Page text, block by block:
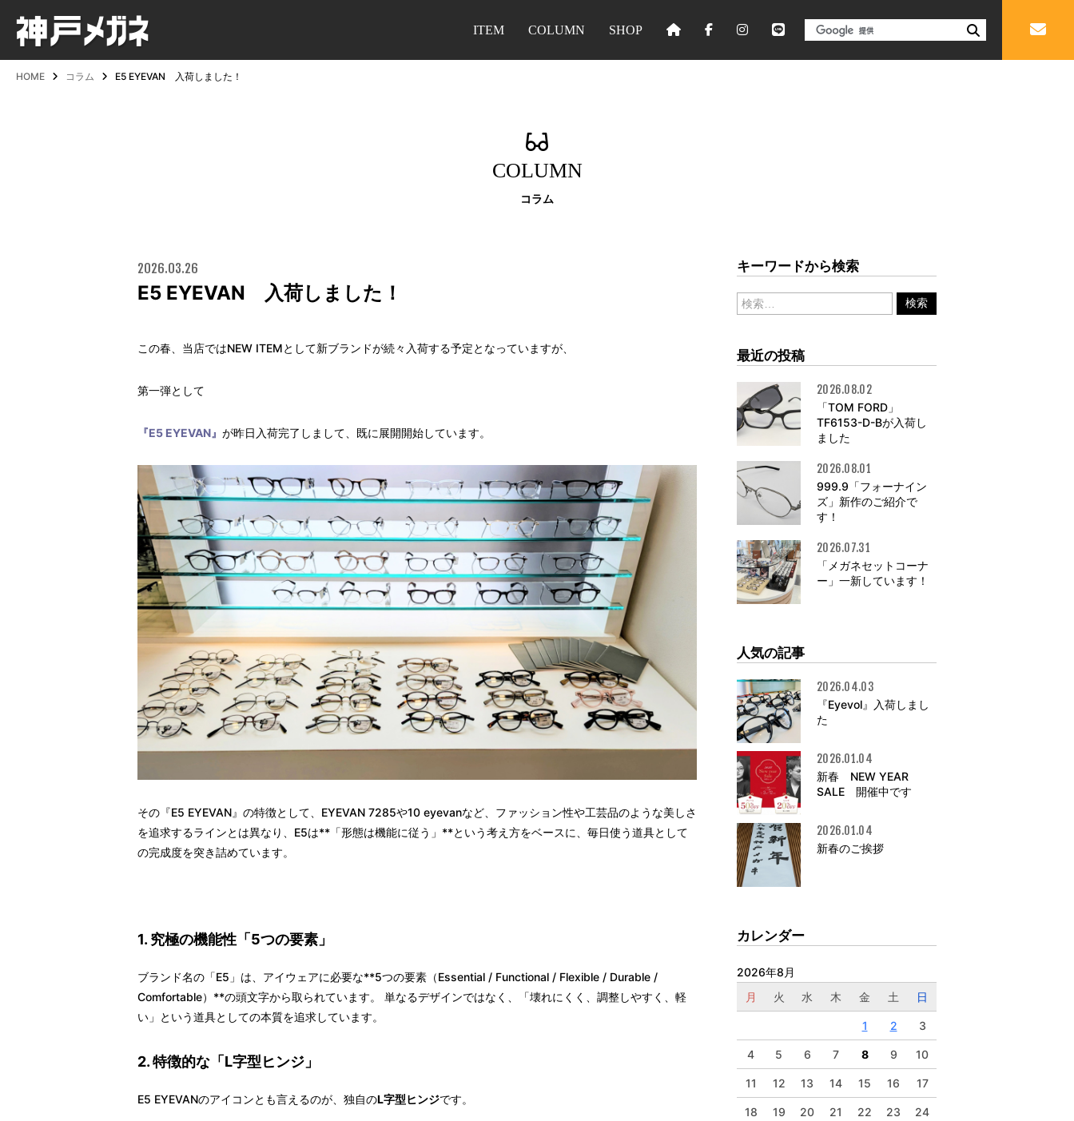
ITEM COLUMN SHOP
HOME コラム E5 EYEVAN 入荷しました！
COLUMN
コラム
2026.03.26
E5 EYEVAN 入荷しました！
この春、当店ではNEW ITEMとして新ブランドが続々入荷する予定となっていますが、
第一弾として
『E5 EYEVAN』 が昨日入荷完了しまして、既に展開開始しています。
その『E5 EYEVAN』の特徴として、EYEVAN 7285や10 eyevanなど、ファッション性や工芸品のような美しさ
を追求するラインとは異なり、E5は**「形態は機能に従う」**という考え方をベースに、毎日使う道具として
の完成度を突き詰めています。
1. 究極の機能性「5つの要素」
ブランド名の「E5」は、アイウェアに必要な**5つの要素（Essential / Functional / Flexible / Durable /
Comfortable）**の頭文字から取られています。 単なるデザインではなく、「壊れにくく、調整しやすく、軽
い」という道具としての本質を追求しています。
2. 特徴的な「L字型ヒンジ」
E5 EYEVANのアイコンとも言えるのが、独自のL字型ヒンジです。
キーワードから検索
最近の投稿
2026.08.02
「TOM FORD」
TF6153-D-Bが入荷し
ました
2026.08.01
999.9「フォーナイン
ズ」新作のご紹介で
す！
2026.07.31
「メガネセットコーナ
ー」一新しています！
人気の記事
2026.04.03
『Eyevol』入荷しまし
た
2026.01.04
新春 NEW YEAR
SALE 開催中です
2026.01.04
新春のご挨拶
カレンダー
2026年8月
月
火 水 木 金 土 日
1 2 3
4 5 6 7 8 9 10
11 12 13 14 15 16 17
18 19 20 21 22 23 24